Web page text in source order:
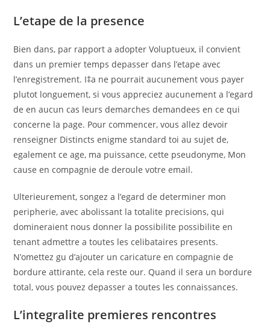
L’etape de la presence
Bien dans, par rapport a adopter Voluptueux, il convient
dans un premier temps depasser dans l’etape avec
l’enregistrement. I‡a ne pourrait aucunement vous payer
plutot longuement, si vous appreciez aucunement a l’egard
de en aucun cas leurs demarches demandees en ce qui
concerne la page. Pour commencer, vous allez devoir
renseigner Distincts enigme standard toi au sujet de,
egalement ce age, ma puissance, cette pseudonyme, Mon
cause en compagnie de deroule votre email.
Ulterieurement, songez a l’egard de determiner mon
peripherie, avec abolissant la totalite precisions, qui
domineraient nous donner la possibilite possibilite en
tenant admettre a toutes les celibataires presents.
N’omettez gu d’ajouter un caricature en compagnie de
bordure attirante, cela reste our. Quand il sera un bordure
total, vous pouvez depasser a toutes les connaissances.
L’integralite premieres rencontres